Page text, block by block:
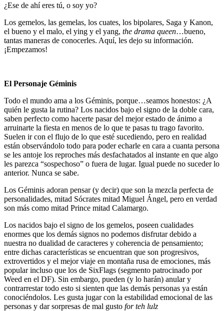
¿Ese de ahí eres tú, o soy yo?
Los gemelos, las gemelas, los cuates, los bipolares, Saga y Kanon,
el bueno y el malo, el ying y el yang, the drama queen…bueno,
tantas maneras de conocerles. Aquí, les dejo su información.
¡Empezamos!
El Personaje Géminis
Todo el mundo ama a los Géminis, porque…seamos honestos: ¿A
quién le gusta la rutina? Los nacidos bajo el signo de la doble cara,
saben perfecto como hacerte pasar del mejor estado de ánimo a
arruinarte la fiesta en menos de lo que te pasas tu trago favorito.
Suelen ir con el flujo de lo que esté sucediendo, pero en realidad
están observándolo todo para poder echarle en cara a cuanta persona
se les antoje los reproches más desfachatados al instante en que algo
les parezca “sospechoso” o fuera de lugar. Igual puede no suceder lo
anterior. Nunca se sabe.
Los Géminis adoran pensar (y decir) que son la mezcla perfecta de
personalidades, mitad Sócrates mitad Miguel Ángel, pero en verdad
son más como mitad Prince mitad Calamargo.
Los nacidos bajo el signo de los gemelos, poseen cualidades
enormes que los demás signos no podemos disfrutar debido a
nuestra no dualidad de caracteres y coherencia de pensamiento;
entre dichas características se encuentran que son progresivos,
extrovertidos y el mejor viaje en montaña rusa de emociones, más
popular incluso que los de SixFlags (segmento patrocinado por
Weed en el DF). Sin embargo, pueden (y lo harán) anular y
contrarrestar todo esto si sienten que las demás personas ya están
conociéndolos. Les gusta jugar con la estabilidad emocional de las
personas y dar sorpresas de mal gusto for teh lulz